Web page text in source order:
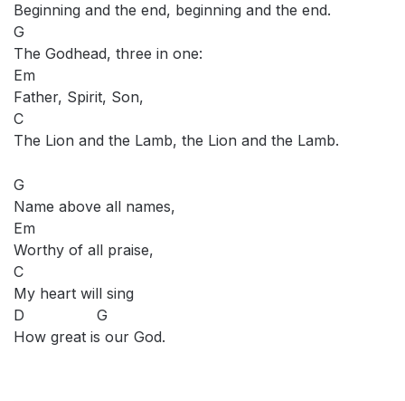
Beginning and the end, beginning and the end.
G
The Godhead, three in one:
Em
Father, Spirit, Son,
C
The Lion and the Lamb, the Lion and the Lamb.
G
Name above all names,
Em
Worthy of all praise,
C
My heart will sing
D G
How great is our God.